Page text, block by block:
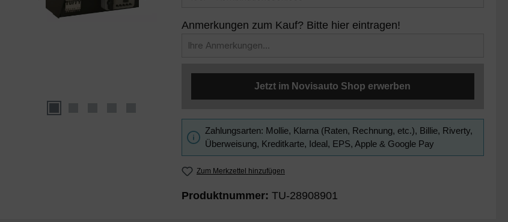
Anmerkungen zum Kauf? Bitte hier eintragen!
Jetzt im Novisauto Shop erwerben
Zahlungsarten: Mollie, Klarna (Raten, Rechnung, etc.), Billie, Riverty,
Überweisung, Kreditkarte, Ideal, EPS, Apple & Google Pay
Zum Merkzettel hinzufügen
Produktnummer: TU-28908901